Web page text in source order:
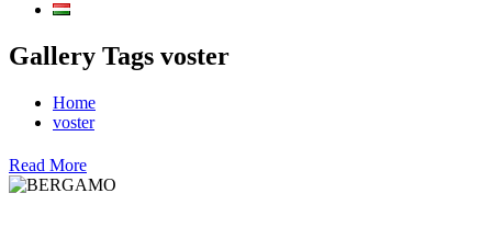
Gallery Tags voster
Home
voster
Read More